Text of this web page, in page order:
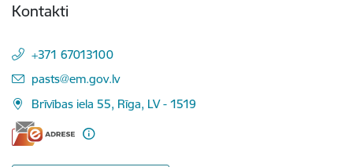
Kontakti
+371 67013100
E-pasts:
pasts@em.gov.lv
Brīvības iela 55, Rīga, LV - 1519